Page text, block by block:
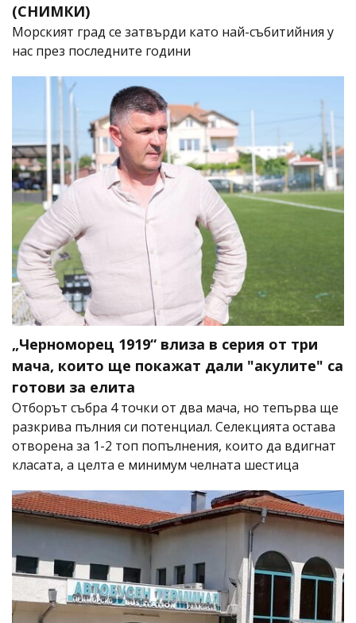
(СНИМКИ)
Морският град се затвърди като най-събитийния у
нас през последните години
„Черноморец 1919“ влиза в серия от три
мача, които ще покажат дали "акулите" са
готови за елита
Отборът събра 4 точки от два мача, но тепърва ще
разкрива пълния си потенциал. Селекцията остава
отворена за 1-2 топ попълнения, които да вдигнат
класата, а целта е минимум челната шестица